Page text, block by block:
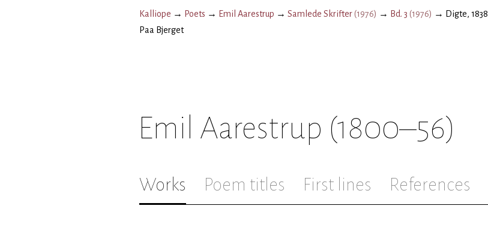
Kalliope → Poets → Emil Aarestrup → Samlede Skrifter(1976) → Bd. 3 (1976) → Digte, 1838
Paa Bjerget
Emil Aarestrup (1800–56)
Works Poem titles First lines References